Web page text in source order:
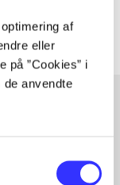
af
eller
”Cookies” i
anvendte